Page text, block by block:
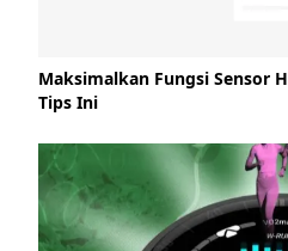
Maksimalkan Fungsi Sensor
Tips Ini